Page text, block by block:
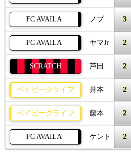
FC AVAILA ノブ 3
FC AVAILA ヤマJr 2
SCRATCH 芦田 2
ベイビークライフ 井本 2
ベイビークライフ 藤本 2
FC AVAILA ケント 2